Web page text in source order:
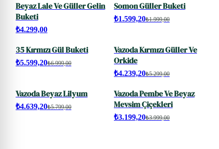
Beyaz Lale Ve Güller Gelin
Buketi
₺4.299,00
SALE
Somon Güller Buketi
₺1.599,20₺1.999,00
SALE
35 Kırmızı Gül Buketi
₺5.599,20₺6.999,00
SALE
Vazoda Kırmızı Güller Ve
Orkide
₺4.239,20₺5.299,00
SALE
Vazoda Beyaz Lilyum
₺4.639,20₺5.799,00
SALE
Vazoda Pembe Ve Beyaz
Mevsim Çiçekleri
₺3.199,20₺3.999,00